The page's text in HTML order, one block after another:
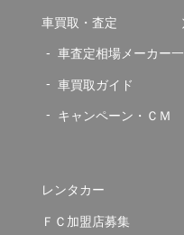
車買取・査定
車査定相場メーカー
車買取ガイド
キャンペーン・ＣＭ
レンタカー
ＦＣ加盟店募集